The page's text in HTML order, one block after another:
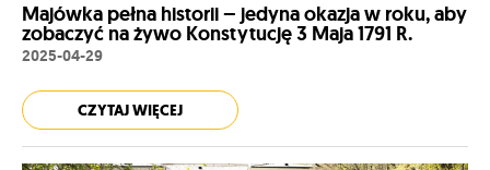
Majówka pełna historii – jedyna okazja w roku, aby
zobaczyć na żywo Konstytucję 3 Maja 1791 R.
2025-04-29
CZYTAJ WIĘCEJ